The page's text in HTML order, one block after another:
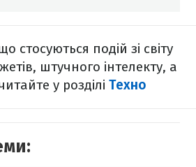
стосуються подій зі світу
штучного інтелекту, а
у розділі Техно